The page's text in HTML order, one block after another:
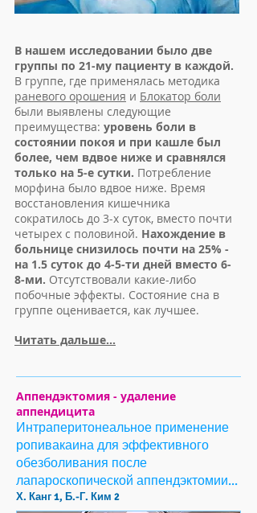
Интраперитонеальное применение
ропивакаина для эффективного
обезболивания после
лапароскопической аппендэктомии...
Х. Канг 1, Б.-Г. Ким 2
Аппендэктомия - удаление
аппендицита
В нашем исследовании было две
группы по 21-му пациенту в каждой.
В группе, где применялась методика
раневого орошения и Блокатор боли
были выявлены следующие
преимущества: уровень боли в
состоянии покоя и при кашле был
более, чем вдвое ниже и сравнялся
только на 5-е сутки. Потребление
морфина было вдвое ниже. Время
восстановления кишечника
сократилось до 3-х суток, вместо почти
четырех с половиной. Нахождение в
больнице снизилось почти на 25% -
на 1.5 суток до 4-5-ти дней вместо 6-
8-ми. Отсутствовали какие-либо
побочные эффекты. Состояние сна в
группе оценивается, как лучшее.
Читать дальше...